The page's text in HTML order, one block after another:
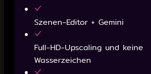
Szenen-Editor + Gemini
Full-HD-Upscaling und keine
Wasserzeichen